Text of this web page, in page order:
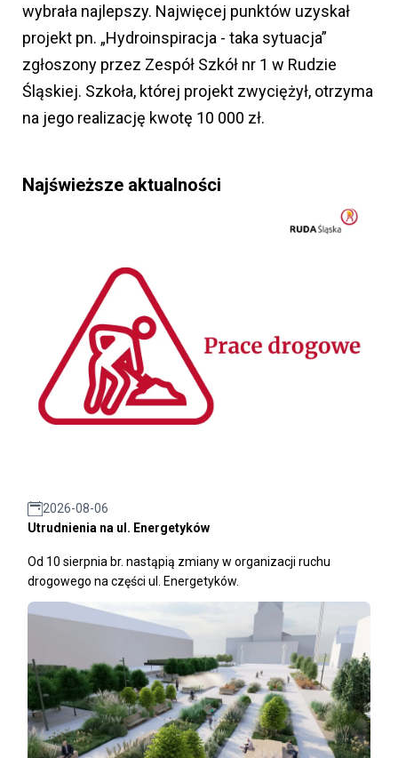
wybrała najlepszy. Najwięcej punktów uzyskał
projekt pn. „Hydroinspiracja - taka sytuacja”
zgłoszony przez Zespół Szkół nr 1 w Rudzie
Śląskiej. Szkoła, której projekt zwyciężył, otrzyma
na jego realizację kwotę 10 000 zł.
Najświeższe aktualności
2026-08-06
Utrudnienia na ul. Energetyków
Od 10 sierpnia br. nastąpią zmiany w organizacji ruchu
drogowego na części ul. Energetyków.